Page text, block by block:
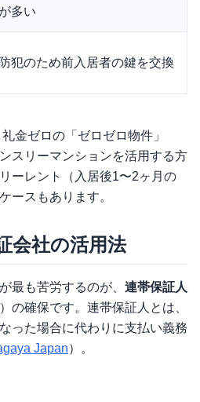
が多い
防犯のため前入居者の鍵を交換
礼金ゼロの「ゼロゼロ物件」
スリーマンションを活用する方
ーレント（入居後1〜2ヶ月の
ースもあります。
会社の活用法
最も苦労するのが、 連帯保証人
の確保です。連帯保証人とは、
った場合に代わりに支払い義務
Japan）。